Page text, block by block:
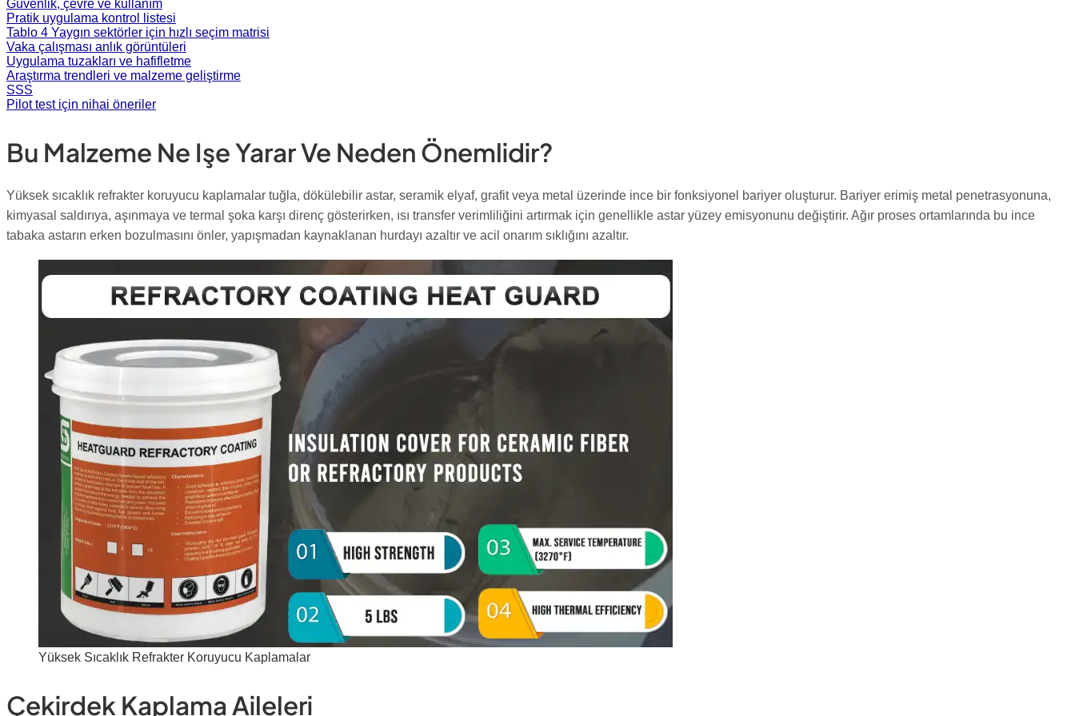
Güvenlik, çevre ve kullanım
Pratik uygulama kontrol listesi
Tablo 4 Yaygın sektörler için hızlı seçim matrisi
Vaka çalışması anlık görüntüleri
Uygulama tuzakları ve hafifletme
Araştırma trendleri ve malzeme geliştirme
SSS
Pilot test için nihai öneriler
Bu Malzeme Ne Işe Yarar Ve Neden Önemlidir?
Yüksek sıcaklık refrakter koruyucu kaplamalar tuğla, dökülebilir astar, seramik elyaf, grafit veya metal üzerinde ince bir fonksiyonel bariyer oluşturur. Bariyer erimiş metal penetrasyonuna,
kimyasal saldırıya, aşınmaya ve termal şoka karşı direnç gösterirken, ısı transfer verimliliğini artırmak için genellikle astar yüzey emisyonunu değiştirir. Ağır proses ortamlarında bu ince
tabaka astarın erken bozulmasını önler, yapışmadan kaynaklanan hurdayı azaltır ve acil onarım sıklığını azaltır.
Yüksek Sıcaklık Refrakter Koruyucu Kaplamalar
Çekirdek Kaplama Aileleri